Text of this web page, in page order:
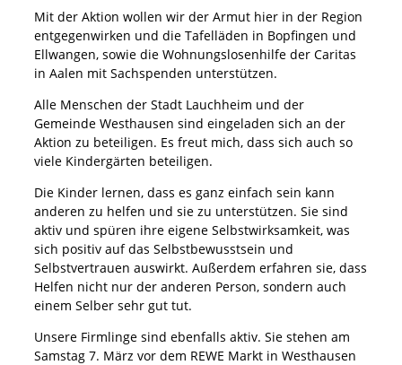
Mit der Aktion wollen wir der Armut hier in der Region
entgegenwirken und die Tafelläden in Bopfingen und
Ellwangen, sowie die Wohnungslosenhilfe der Caritas
in Aalen mit Sachspenden unterstützen.
Alle Menschen der Stadt Lauchheim und der
Gemeinde Westhausen sind eingeladen sich an der
Aktion zu beteiligen. Es freut mich, dass sich auch so
viele Kindergärten beteiligen.
Die Kinder lernen, dass es ganz einfach sein kann
anderen zu helfen und sie zu unterstützen. Sie sind
aktiv und spüren ihre eigene Selbstwirksamkeit, was
sich positiv auf das Selbstbewusstsein und
Selbstvertrauen auswirkt. Außerdem erfahren sie, dass
Helfen nicht nur der anderen Person, sondern auch
einem Selber sehr gut tut.
Unsere Firmlinge sind ebenfalls aktiv. Sie stehen am
Samstag 7. März vor dem REWE Markt in Westhausen